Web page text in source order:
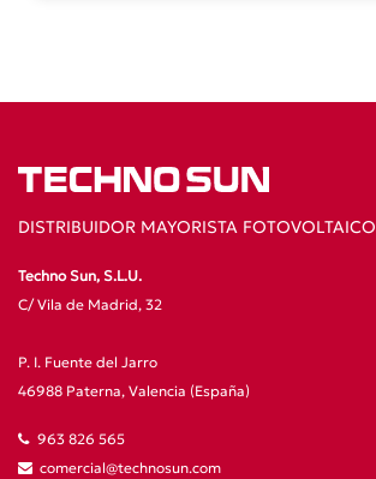
DISTRIBUIDOR MAYORISTA FOTOVOLTAICO
Techno Sun, S.L.U.
C/ Vila de Madrid, 32
P. I. Fuente del Jarro
46988 Paterna, Valencia (España)
963 826 565
comercial@technosun.com